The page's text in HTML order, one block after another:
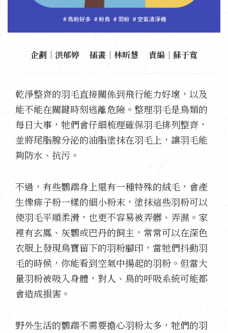
企劃｜洪郁婷 插畫｜林昕慧 責編｜蘇于寬
乾淨整齊的羽毛直接關係到飛行能力好壞，以及
能不能在關鍵時刻逃離危險。整理羽毛是鳥類的
每日大事，牠們會仔細梳理確保羽毛排列整齊，
並將尾脂腺分泌的油脂塗抹在羽毛上，讓羽毛能
夠防水、抗污。
不過，有些鸚鵡身上還有一種特殊的絨毛，會產
生像痱子粉一樣的細小粉末，塗抹這些羽粉可以
使羽毛平順柔滑，也更不容易被弄髒、弄濕。家
裡有玄鳳、灰鸚或巴丹的飼主，常常可以在深色
衣服上發現鳥寶留下的羽粉腳印，當牠們抖動羽
毛的時候，你能看到空氣中揚起的羽粉。但當大
量羽粉被吸入身體，對人、鳥的呼吸系統可能都
會造成損害。
野外生活的鸚鵡不需要擔心羽粉太多，牠們的羽